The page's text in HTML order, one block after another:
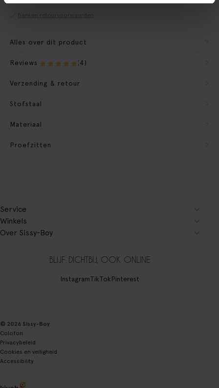
Alles over dit product
Reviews (4)
Verzending & retour
Stofstaal
Materiaal
Proefzitten
Service
Winkels
Over Sissy-Boy
BLIJF DICHTBIJ, OOK ONLINE
InstagramTikTokPinterest
© 2026 Sissy-Boy
Colofon
Privacybeleid
Cookies en veiligheid
Accessibility